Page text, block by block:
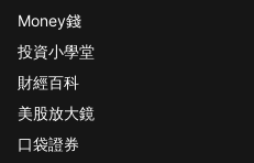
Money錢
投資小學堂
財經百科
美股放大鏡
口袋證券